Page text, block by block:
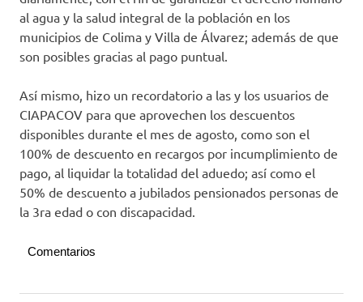
al agua y la salud integral de la población en los
municipios de Colima y Villa de Álvarez; además de que
son posibles gracias al pago puntual.
Así mismo, hizo un recordatorio a las y los usuarios de
CIAPACOV para que aprovechen los descuentos
disponibles durante el mes de agosto, como son el
100% de descuento en recargos por incumplimiento de
pago, al liquidar la totalidad del aduedo; así como el
50% de descuento a jubilados pensionados personas de
la 3ra edad o con discapacidad.
Comentarios